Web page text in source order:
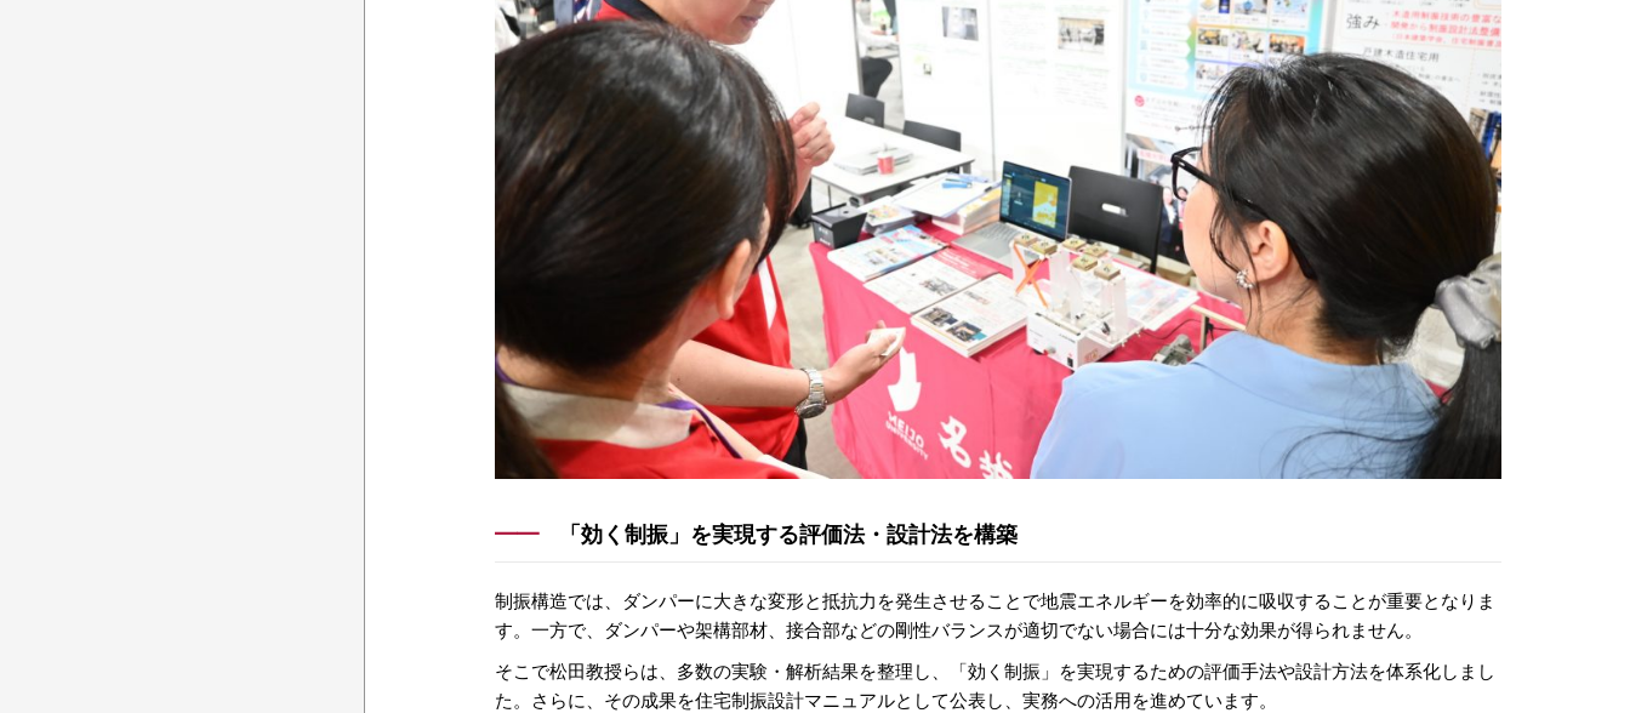
「効く制振」を実現する評価法・設計法を構築
制振構造では、ダンパーに大きな変形と抵抗力を発生させることで地震エネルギーを効率的に吸収することが重要となりま
す。一方で、ダンパーや架構部材、接合部などの剛性バランスが適切でない場合には十分な効果が得られません。
そこで松田教授らは、多数の実験・解析結果を整理し、「効く制振」を実現するための評価手法や設計方法を体系化しまし
た。さらに、その成果を住宅制振設計マニュアルとして公表し、実務への活用を進めています。